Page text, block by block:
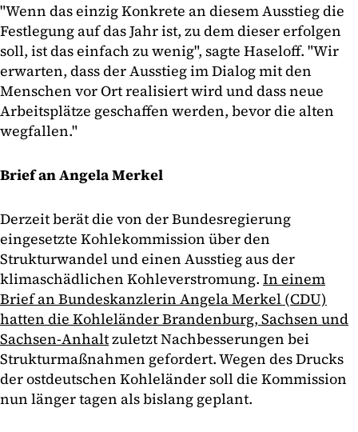
"Wenn das einzig Konkrete an diesem Ausstieg die
Festlegung auf das Jahr ist, zu dem dieser erfolgen
soll, ist das einfach zu wenig", sagte Haseloff. "Wir
erwarten, dass der Ausstieg im Dialog mit den
Menschen vor Ort realisiert wird und dass neue
Arbeitsplätze geschaffen werden, bevor die alten
wegfallen."
Brief an Angela Merkel
Derzeit berät die von der Bundesregierung
eingesetzte Kohlekommission über den
Strukturwandel und einen Ausstieg aus der
klimaschädlichen Kohleverstromung. In einem
Brief an Bundeskanzlerin Angela Merkel (CDU)
hatten die Kohleländer Brandenburg, Sachsen und
Sachsen-Anhaltzuletzt Nachbesserungen bei
Strukturmaßnahmen gefordert. Wegen des Drucks
der ostdeutschen Kohleländer soll die Kommission
nun länger tagen als bislang geplant.